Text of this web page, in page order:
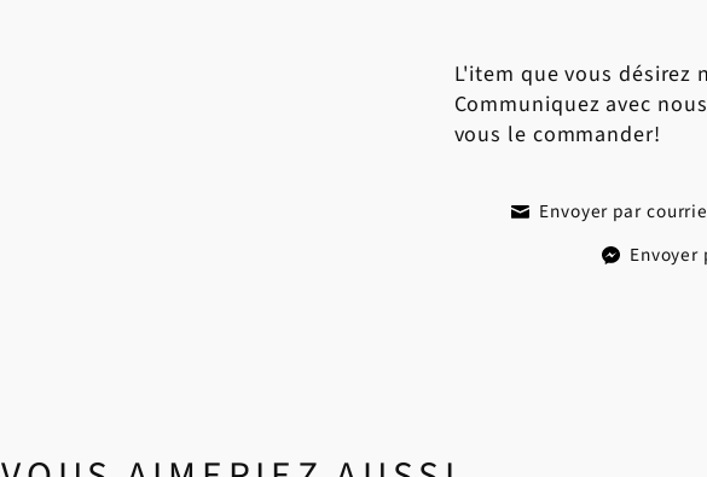
L'item que vous désirez
Communiquez avec
vous le commander!
Envoyer par
Envoyer